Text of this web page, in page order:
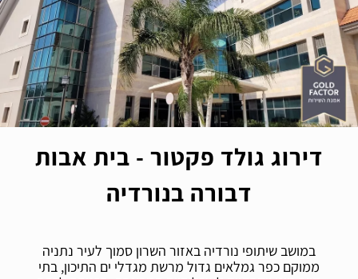
דירוג גולד פקטור - בית אבות
דבורה בנורדיה
במושב שיתופי נורדיה באזור השרון סמוך לעיר נתניה
ממוקם כפר גמלאים גדול מרשת מגדלי ים התיכון, בתי